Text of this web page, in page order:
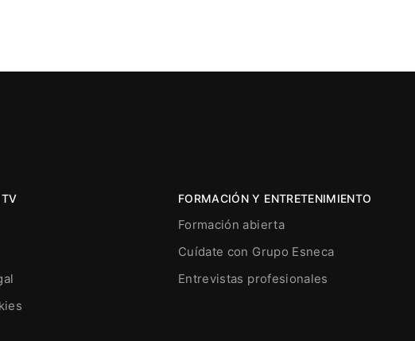
TV FORMACIÓN Y ENTRETENIMIENTO
Formación abierta
Cuídate con Grupo Esneca
Entrevistas profesionales